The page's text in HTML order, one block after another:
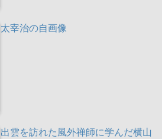
太宰治の自画像
出雲を訪れた風外禅師に学んだ横山